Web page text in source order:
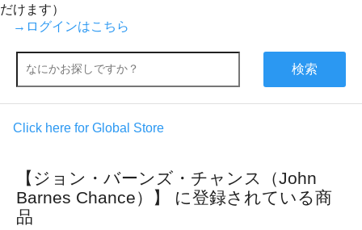
だけます）
→ログインはこちら
検索
Click here for Global Store
【ジョン・バーンズ・チャンス（John
Barnes Chance）】 に登録されている商
品